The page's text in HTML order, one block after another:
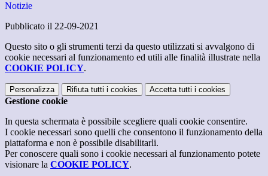
Notizie
Pubblicato il 22-09-2021
Questo sito o gli strumenti terzi da questo utilizzati si avvalgono di
cookie necessari al funzionamento ed utili alle finalità illustrate nella
COOKIE POLICY.
Personalizza Rifiuta tutti i cookies Accetta tutti i cookies
Gestione cookie
In questa schermata è possibile scegliere quali cookie consentire.
I cookie necessari sono quelli che consentono il funzionamento della
piattaforma e non è possibile disabilitarli.
Per conoscere quali sono i cookie necessari al funzionamento potete
visionare la COOKIE POLICY.